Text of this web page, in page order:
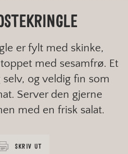
er fylt med skinke,
med sesamfrø. Et
selv, og veldig fin som
Server den gjerne
med en frisk salat.
SKRIV UT